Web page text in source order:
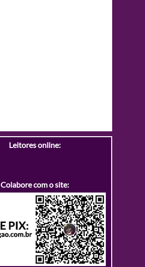
Leitores online:
Colabore com o site: